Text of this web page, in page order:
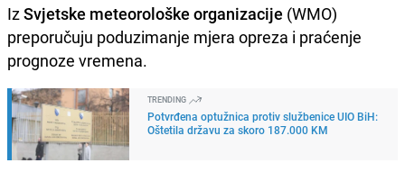
IzSvjetske meteorološke organizacije (WMO)
preporučuju poduzimanje mjera opreza i praćenje
prognoze vremena.
TRENDING
Potvrđena optužnica protiv službenice UIO BiH:
Oštetila državu za skoro 187.000 KM